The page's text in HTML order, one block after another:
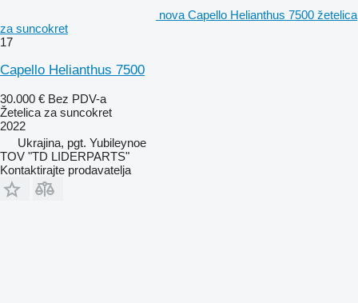
nova Capello Helianthus 7500 žetelica
za suncokret
17
Capello Helianthus 7500
30.000 € Bez PDV-a
Žetelica za suncokret
2022
Ukrajina, pgt. Yubileynoe
TOV "TD LIDERPARTS"
Kontaktirajte prodavatelja